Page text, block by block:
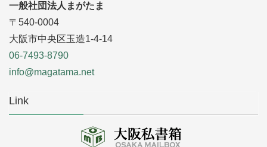
一般社団法人まがたま
〒540-0004
大阪市中央区玉造1-4-14
06-7493-8790
info@magatama.net
Link